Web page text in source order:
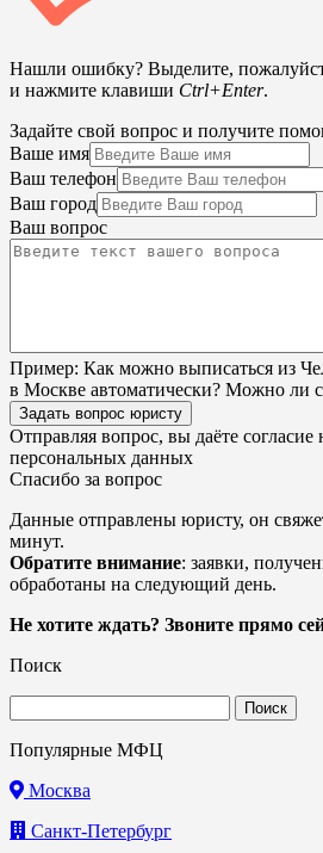
Нашли ошибку? Выделите,
и нажмите клавиши Ctrl+Enter.
Задайте свой вопрос и получите
Ваше имя
Ваш телефон
Ваш город
Ваш вопрос
Пример: Как можно выписаться из
в Москве автоматически? Можно ли
Задать вопрос юристу
Отправляя вопрос, вы даёте согласие
персональных данных
Спасибо за вопрос
Данные отправлены юристу, он
минут.
Обратите внимание: заявки,
обработаны на следующий день.
Не хотите ждать? Звоните прямо
Поиск
Популярные МФЦ
Москва
Санкт-Петербург